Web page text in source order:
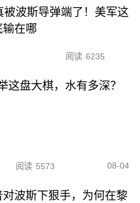
被波斯导弹端了！美军这
输在哪
阅读 6235
这盘大棋，水有多深？
阅读 5573 08-04
对波斯下狠手，为何在黎